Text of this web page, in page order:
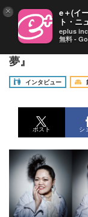
演出家・杉原
夢』
インタビュー
ポスト シ
× e＋(イ
ト・ニ
eplus
無料 -